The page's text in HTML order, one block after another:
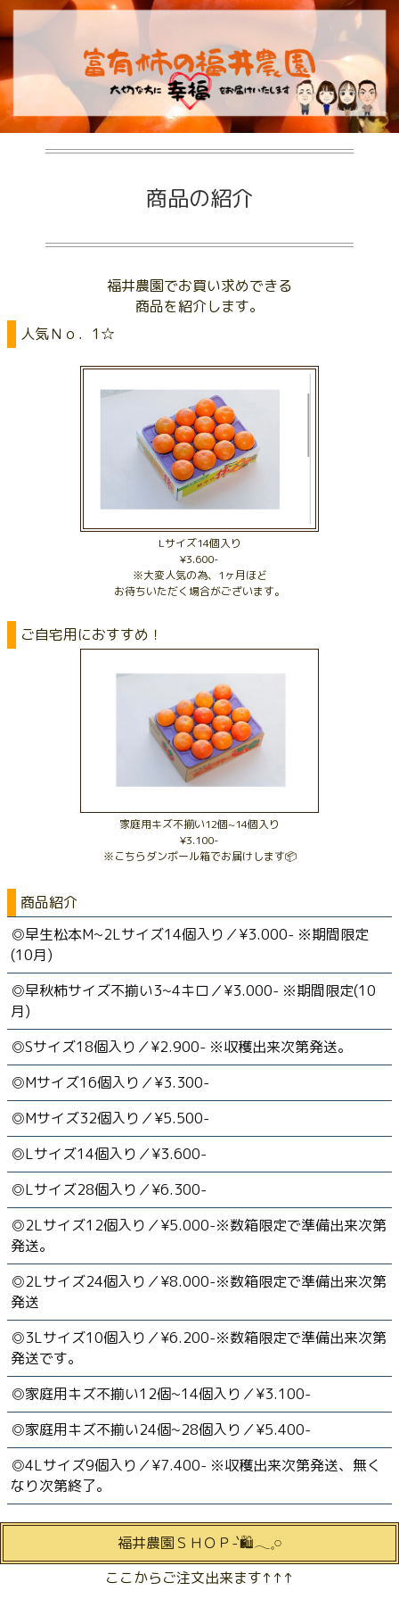
商品の紹介
福井農園でお買い求めできる
商品を紹介します。
人気Ｎｏ．1☆
Lサイズ14個入り
¥3.600-
※大変人気の為、1ヶ月ほど
お待ちいただく場合がございます。
ご自宅用におすすめ！
家庭用キズ不揃い12個~14個入り
¥3.100-
※こちらダンボール箱でお届けします📦
商品紹介
◎早生松本M~2Lサイズ14個入り／¥3.000- ※期間限定
(10月)
◎早秋柿サイズ不揃い3~4キロ／¥3.000- ※期間限定(10
月)
◎Sサイズ18個入り／¥2.900- ※収穫出来次第発送。
◎Mサイズ16個入り／¥3.300-
◎Mサイズ32個入り／¥5.500-
◎Lサイズ14個入り／¥3.600-
◎Lサイズ28個入り／¥6.300-
◎2Lサイズ12個入り／¥5.000-※数箱限定で準備出来次第
発送。
◎2Lサイズ24個入り／¥8.000-※数箱限定で準備出来次第
発送
◎3Lサイズ10個入り／¥6.200-※数箱限定で準備出来次第
発送です。
◎家庭用キズ不揃い12個~14個入り／¥3.100-
◎家庭用キズ不揃い24個~28個入り／¥5.400-
◎4Lサイズ9個入り／¥7.400- ※収穫出来次第発送、無く
なり次第終了。
福井農園ＳＨＯＰ-`🛍𓂃𓈒𓏸︎︎︎︎
ここからご注文出来ます↑↑↑